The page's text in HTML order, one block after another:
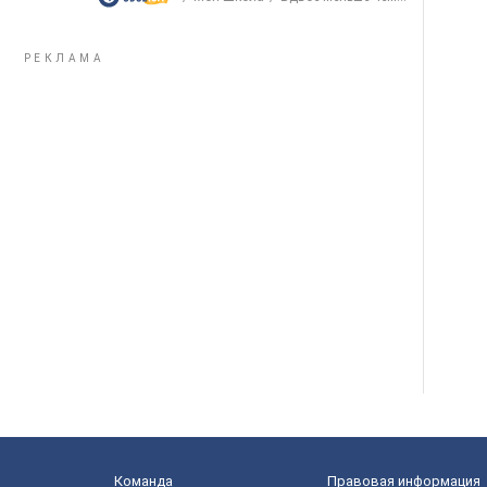
Команда Правовая информация